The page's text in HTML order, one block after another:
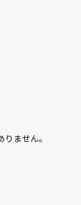
ません。